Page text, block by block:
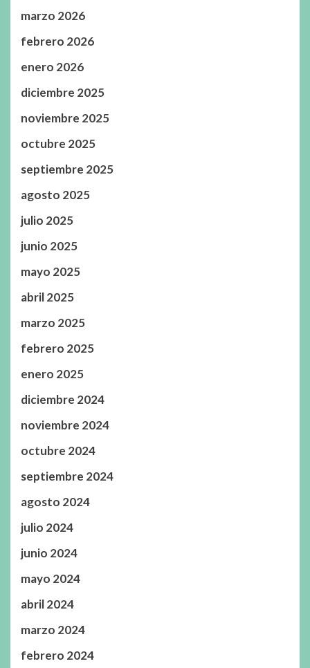
marzo 2026
febrero 2026
enero 2026
diciembre 2025
noviembre 2025
octubre 2025
septiembre 2025
agosto 2025
julio 2025
junio 2025
mayo 2025
abril 2025
marzo 2025
febrero 2025
enero 2025
diciembre 2024
noviembre 2024
octubre 2024
septiembre 2024
agosto 2024
julio 2024
junio 2024
mayo 2024
abril 2024
marzo 2024
febrero 2024